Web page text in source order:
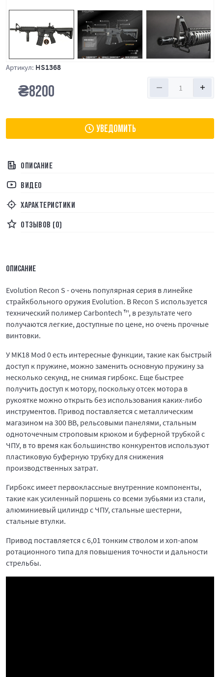
Артикул: HS1368
₴8200
УВЕДОМИТЬ
ОПИСАНИЕ
ВИДЕО
ХАРАКТЕРИСТИКИ
ОТЗЫВОВ (0)
ОПИСАНИЕ
Evolution Recon S - очень популярная серия в линейке
страйкбольного оружия Evolution. В Recon S используется
технический полимер Carbontech ™, в результате чего
получаются легкие, доступные по цене, но очень прочные
винтовки.
У MK18 Mod 0 есть интересные функции, такие как быстрый
доступ к пружине, можно заменить основную пружину за
несколько секунд, не снимая гирбокс. Еще быстрее
получить доступ к мотору, поскольку отсек мотора в
рукоятке можно открыть без использования каких-либо
инструментов. Привод поставляется с металлическим
магазином на 300 ВВ, рельсовыми панелями, стальным
одноточечным строповым крюком и буферной трубкой с
ЧПУ, в то время как большинство конкурентов используют
пластиковую буферную трубку для снижения
производственных затрат.
Гирбокс имеет первоклассные внутренние компоненты,
такие как усиленный поршень со всеми зубьями из стали,
алюминиевый цилиндр с ЧПУ, стальные шестерни,
стальные втулки.
Привод поставляется с 6,01 тонким стволом и хоп-апом
ротационного типа для повышения точности и дальности
стрельбы.